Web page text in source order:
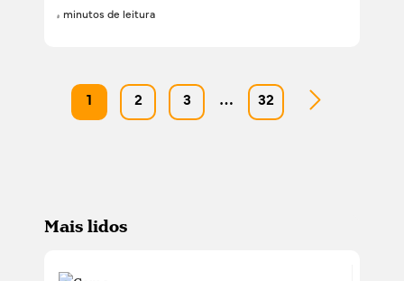
4 minutos de leitura
2 3 … 32
Mais lidos